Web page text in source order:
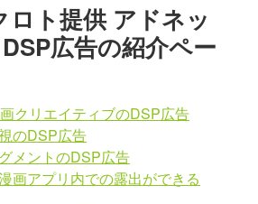
ロト提供 アドネッ
広告の紹介ペー
クリエイティブのDSP広告
のDSP広告
メントのDSP広告
画アプリ内での露出ができる